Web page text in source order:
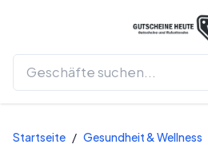
Startseite / Gesundheit & Wellness